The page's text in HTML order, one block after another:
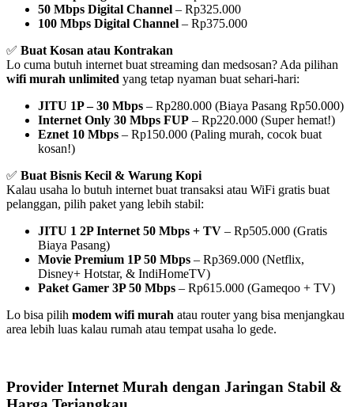
50 Mbps Digital Channel – Rp325.000
100 Mbps Digital Channel – Rp375.000
✅ Buat Kosan atau Kontrakan
Lo cuma butuh internet buat streaming dan medsosan? Ada pilihan
wifi murah unlimited yang tetap nyaman buat sehari-hari:
JITU 1P – 30 Mbps – Rp280.000 (Biaya Pasang Rp50.000)
Internet Only 30 Mbps FUP – Rp220.000 (Super hemat!)
Eznet 10 Mbps – Rp150.000 (Paling murah, cocok buat
kosan!)
✅ Buat Bisnis Kecil & Warung Kopi
Kalau usaha lo butuh internet buat transaksi atau WiFi gratis buat
pelanggan, pilih paket yang lebih stabil:
JITU 1 2P Internet 50 Mbps + TV – Rp505.000 (Gratis
Biaya Pasang)
Movie Premium 1P 50 Mbps – Rp369.000 (Netflix,
Disney+ Hotstar, & IndiHomeTV)
Paket Gamer 3P 50 Mbps – Rp615.000 (Gameqoo + TV)
Lo bisa pilih modem wifi murah atau router yang bisa menjangkau
area lebih luas kalau rumah atau tempat usaha lo gede.
Provider Internet Murah dengan Jaringan Stabil &